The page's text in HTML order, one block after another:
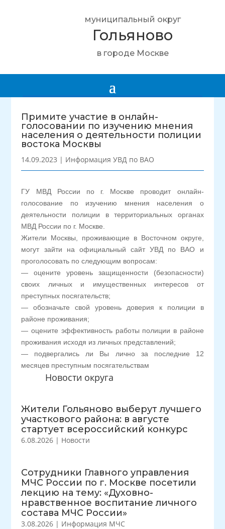
муниципальный округ
Гольяново
в городе Москве
Новости округа
Жители Гольяново выберут лучшего
участкового района: в августе
стартует всероссийский конкурс
6.08.2026 | Новости
Сотрудники Главного управления
МЧС России по г. Москве посетили
лекцию на тему: «Духовно-
нравственное воспитание личного
состава МЧС России»
3.08.2026 | Информация МЧС
Примите участие в онлайн-
голосовании по изучению мнения
населения о деятельности полиции
востока Москвы
14.09.2023 | Информация УВД по ВАО
ГУ МВД России по г. Москве проводит онлайн-
голосование по изучению мнения населения о
деятельности полиции в территориальных органах
МВД России по г. Москве.
Жители Москвы, проживающие в Восточном округе,
могут зайти на официальный сайт УВД по ВАО и
проголосовать по следующим вопросам:
— оцените уровень защищенности (безопасности)
своих личных и имущественных интересов от
преступных посягательств;
— обозначьте свой уровень доверия к полиции в
районе проживания;
— оцените эффективность работы полиции в районе
проживания исходя из личных представлений;
— подвергались ли Вы лично за последние 12
месяцев преступным посягательствам